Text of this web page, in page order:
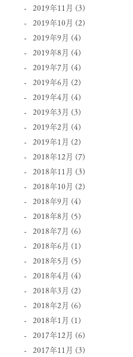
2019年11月 (3)
2019年10月 (2)
2019年9月 (4)
2019年8月 (4)
2019年7月 (4)
2019年6月 (2)
2019年4月 (4)
2019年3月 (3)
2019年2月 (4)
2019年1月 (2)
2018年12月 (7)
2018年11月 (3)
2018年10月 (2)
2018年9月 (4)
2018年8月 (5)
2018年7月 (6)
2018年6月 (1)
2018年5月 (5)
2018年4月 (4)
2018年3月 (2)
2018年2月 (6)
2018年1月 (1)
2017年12月 (6)
2017年11月 (3)